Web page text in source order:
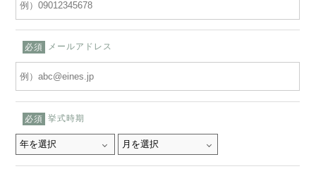
必須 メールアドレス
必須 挙式時期